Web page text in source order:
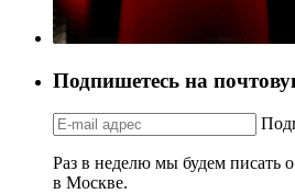
Подпишетесь на
Раз в неделю мы будем писать
в Москве.